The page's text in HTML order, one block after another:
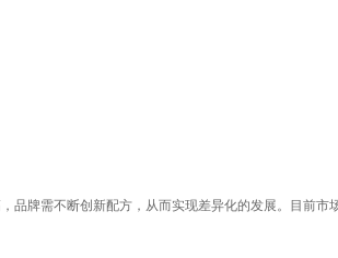
品牌需不断创新配方，从而实现差异化的发展。目前市